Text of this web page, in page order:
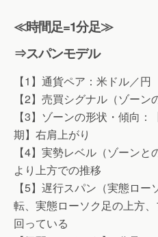
≪時間足=1分足≫
⇒スパンモデル
【1】通貨ペア：米ドル／円
【2】売買シグナル（ゾー
【3】ゾーンの形状・傾向
期】右肩上がり
【4】実勢レベル（ゾーン
より上方での推移
【5】遅行スパン（実態ロ
転、実態ローソク足の上方
回っている